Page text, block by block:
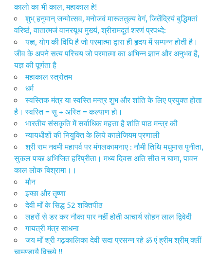
कालो का भी काल, महाकाल हे!
शुभ् हनुमान् जन्मोत्सव, मनोजवं मारूततुल्य वेगं, जितेंद्रियं बुद्धिमतां
वरिष्ठं, वातात्मजं वानरयूथ मुख्यं, श्रीरामदूतं शरणं प्रपध्दे:
यज्ञ, योग की विधि है जो परमात्मा द्वारा ही हृदय में सम्पन्न होती है।
जीव के अपने सत्य परिचय जो परमात्मा का अभिन्न ज्ञान और अनुभव है,
यज्ञ की पूर्णता है
महाकाल स्त्रोतम
धर्म
स्वस्तिक मंत्र या स्वस्ति मन्त्र शुभ और शांति के लिए प्रयुक्त होता
है। स्वस्ति = सु + अस्ति = कल्याण हो।
भारतीय संसकृति में सर्वाधिक महत्ता है शांति पाठ मन्त्र की
न्यायधीशों की नियुक्ति के लिये कालेजियम प्रणाली
श्री राम नवमी महापर्व पर मंगलकामनाए : नौमी तिथि मधुमास पुनीता,
सुकल पच्छ अभिजित हरिप्रीता। मध्य दिवस अति सीत न घामा, पावन
काल लोक बिश्रामा।।
मौन
इच्छा और तृष्णा
देवी माँ के सिद्ध 52 शक्तिपीठ
लहरों से डर कर नौका पार नहीं होती आचार्य सोहन लाल द्विवेदी
गायत्री मंत्र साधना
जय माँ श्री गढ़कालिका देवी सदा प्रसन्न रहे ॐ एं ह्रीम श्रीम् क्लीं
चामुण्डायै विच्च्ये !!